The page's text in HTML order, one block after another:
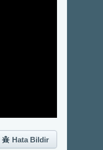
Hata Bildir